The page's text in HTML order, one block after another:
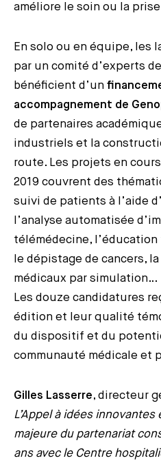
améliore le soin ou la
En solo ou en équipe, les
par un comité d’experts
bénéficient d’un
accompagnement de
de partenaires
industriels et la
route. Les projets en
2019 couvrent des
suivi de patients à l’aide
l’analyse automatisée
télémédecine,
le dépistage de cancers,
médicaux par simulation…
Les douze candidatures
édition et leur qualité
du dispositif et du
communauté médicale et
Gilles Lasserre, directeur
L’Appel à idées
majeure du partenariat
ans avec le Centre